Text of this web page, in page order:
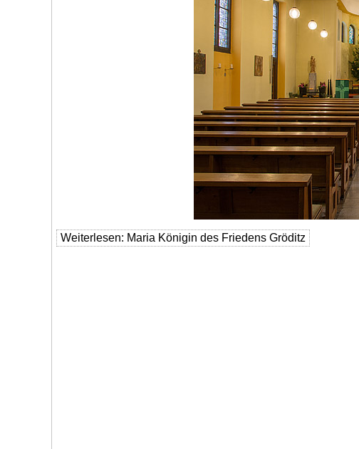
Weiterlesen: Maria Königin des Friedens Gröditz